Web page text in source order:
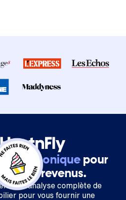
téléphoniquepour
vos revenus.
une analyse complète de
pour vous fournir une